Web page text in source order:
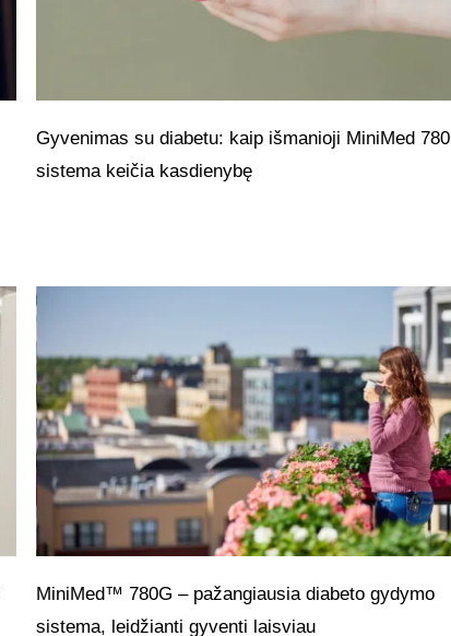
Gyvenimas su diabetu: kaip išmanioji MiniMed
sistema keičia kasdienybę
MiniMed™ 780G – pažangiausia diabeto gydymo
sistema, leidžianti gyventi laisviau